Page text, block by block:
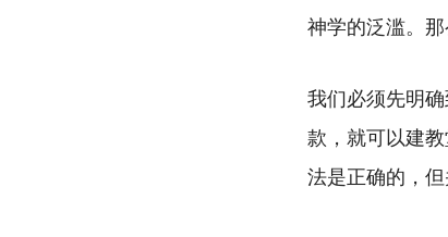
神学的泛滥。
我们必须先明
款，就可以建
法是正确的，